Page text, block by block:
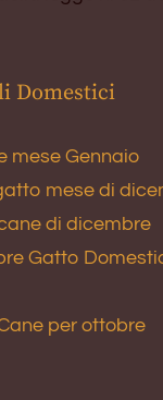
Domestici
mese Gennaio
mese di
di dicembre
Gatto
per ottobre